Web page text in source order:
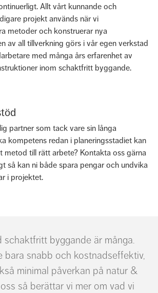
Allt vårt kunnande och
projekt används när vi
metoder och konstruerar nya
av all tillverkning görs i vår egen verkstad
med många års erfarenhet av
inom schaktfritt byggande.
partner som tack vare sin långa
kompetens redan i planeringsstadiet kan
metod till rätt arbete? Kontakta oss gärna
så kan ni både spara pengar och undvika
i projektet.
schaktfritt byggande är många.
bara snabb och kostnadseffektiv,
minimal påverkan på natur &
så berättar vi mer om vad vi